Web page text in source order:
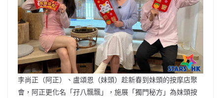
o
o
k
b
o
p
p
n
k
李尚正（阿正）、盧頌恩（妹頭）趁新春到妹頭的按摩店聚
會，阿正更化名「孖八飄飄」，施展「獨門秘方」為妹頭按